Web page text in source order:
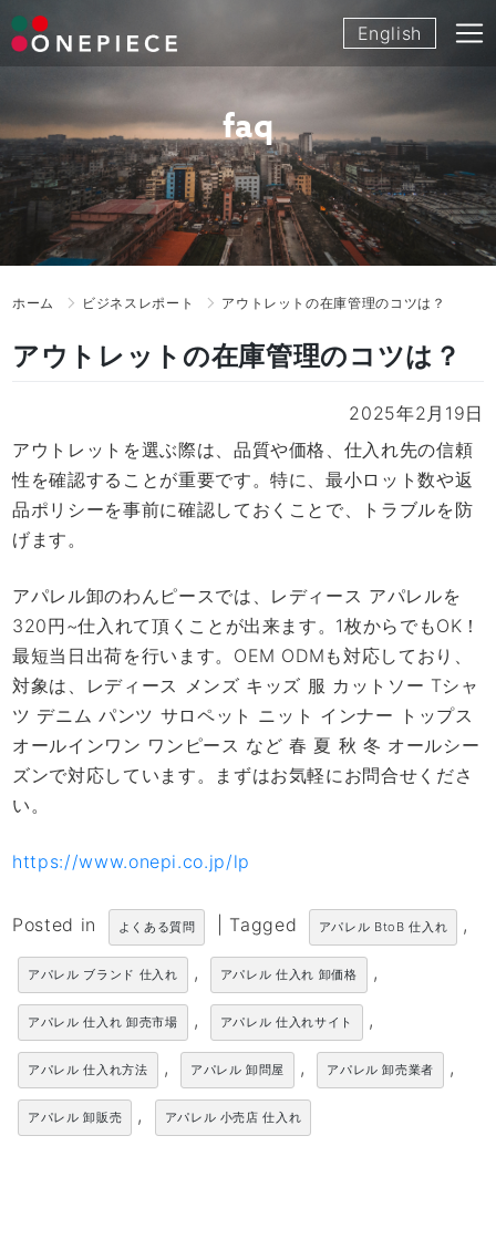
Skip
to
English
faq
ホーム ビジネスレポート アウトレットの在庫管理のコツは？
アウトレットの在庫管理のコツは？
2025年2月19日
アウトレットを選ぶ際は、品質や価格、仕入れ先の信頼
性を確認することが重要です。特に、最小ロット数や返
品ポリシーを事前に確認しておくことで、トラブルを防
げます。
アパレル卸のわんピースでは、レディース アパレルを
320円~仕入れて頂くことが出来ます。1枚からでもOK！
最短当日出荷を行います。OEM ODMも対応しており、
対象は、レディース メンズ キッズ 服 カットソー Tシャ
ツ デニム パンツ サロペット ニット インナー トップス
オールインワン ワンピース など 春 夏 秋 冬 オールシー
ズンで対応しています。まずはお気軽にお問合せくださ
い。
https://www.onepi.co.jp/lp
Posted in よくある質問 Tagged アパレル BtoB 仕入れ ,
アパレル ブランド 仕入れ , アパレル 仕入れ 卸価格 ,
アパレル 仕入れ 卸売市場 , アパレル 仕入れサイト ,
アパレル 仕入れ方法 , アパレル 卸問屋 , アパレル 卸売業者 ,
アパレル 卸販売 , アパレル 小売店 仕入れ